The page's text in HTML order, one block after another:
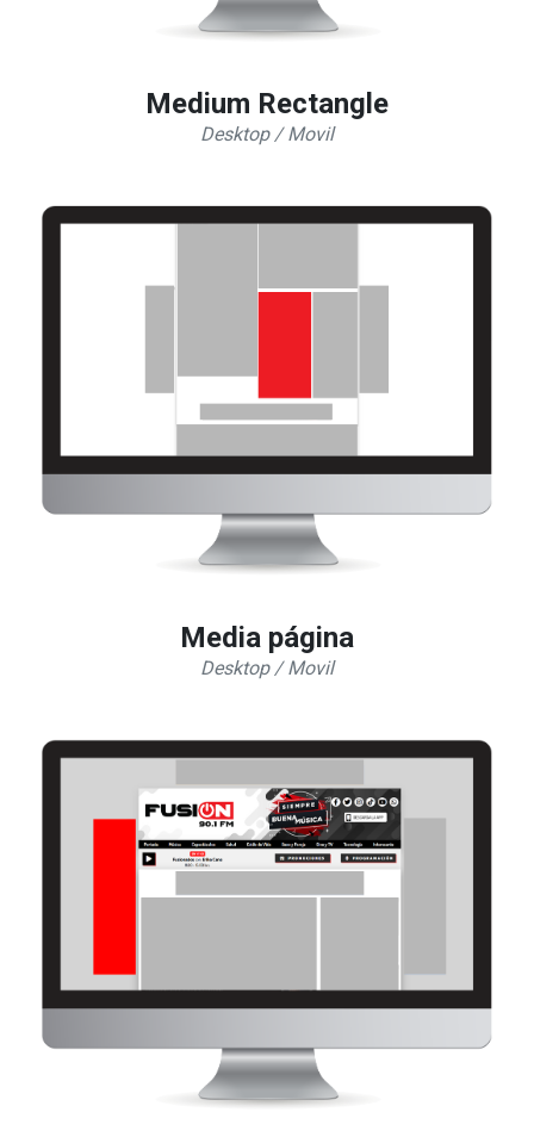
Medium Rectangle
Desktop / Movil
Media página
Desktop / Movil